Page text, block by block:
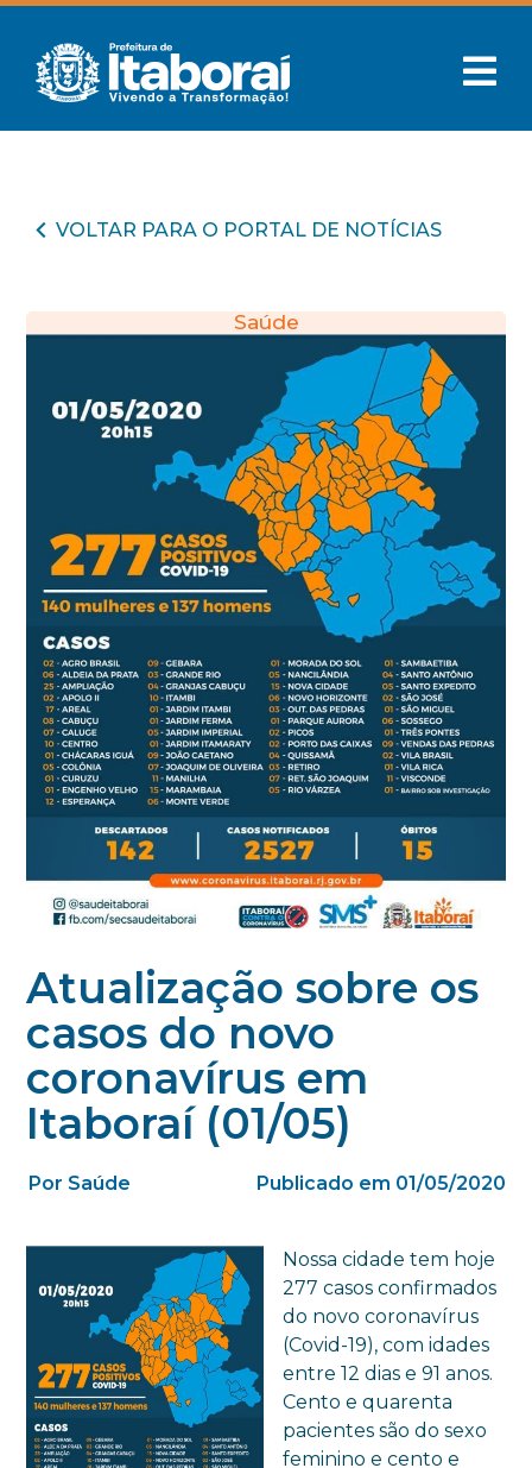
VOLTAR PARA O PORTAL DE NOTÍCIAS
Saúde
Atualização sobre os
casos do novo
coronavírus em
Itaboraí (01/05)
Por Saúde Publicado em 01/05/2020
Nossa cidade tem hoje
277 casos confirmados
do novo coronavírus
(Covid-19), com idades
entre 12 dias e 91 anos.
Cento e quarenta
pacientes são do sexo
feminino e cento e